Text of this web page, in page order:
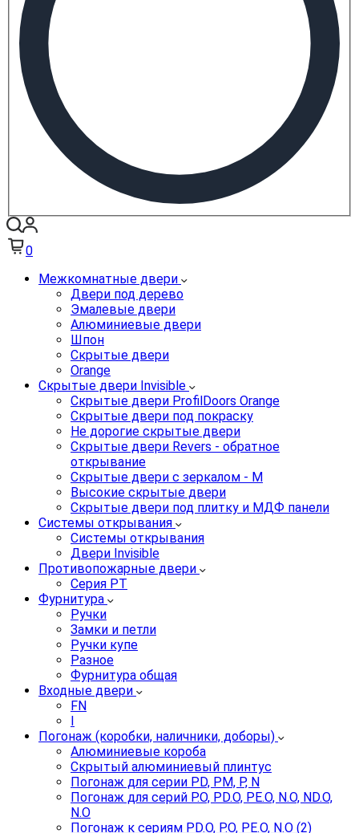
0
Межкомнатные двери
Двери под дерево
Эмалевые двери
Алюминиевые двери
Шпон
Скрытые двери
Orange
Скрытые двери Invisible
Скрытые двери ProfilDoors Orange
Скрытые двери под покраску
Не дорогие скрытые двери
Скрытые двери Revers - обратное
открывание
Скрытые двери с зеркалом - M
Высокие скрытые двери
Скрытые двери под плитку и МДФ панели
Системы открывания
Системы открывания
Двери Invisible
Противопожарные двери
Серия PT
Фурнитура
Ручки
Замки и петли
Ручки купе
Разное
Фурнитура общая
Входные двери
FN
I
Погонаж (коробки, наличники, доборы)
Алюминиевые короба
Скрытый алюминиевый плинтус
Погонаж для серии PD, PM, P, N
Погонаж для серий P.O, PD.O, PE.O, N.O, ND.O,
N.O
Погонаж к сериям PD.O, P.O, PE.O, N.O (2)